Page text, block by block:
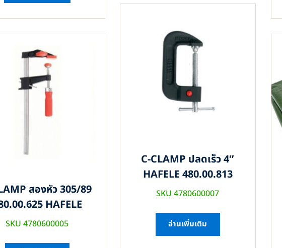
C-CLAMP ปลดเร็ว 4″
HAFELE 480.00.813
SKU 4780600007
อ่านเพิ่มเติม
สองหัว 305/89
HAFELE
SKU 4780600005